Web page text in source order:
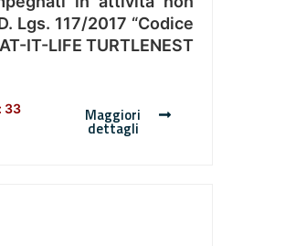
Lgs. 117/2017 “Codice
IT-LIFE TURTLENEST
33
Maggiori
dettagli